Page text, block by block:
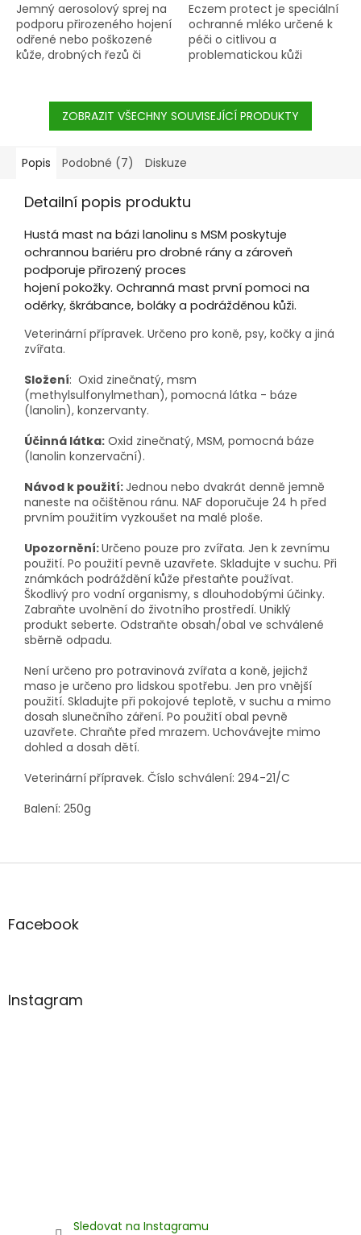
Jemný aerosolový sprej na
podporu přirozeného hojení
odřené nebo poškozené
kůže, drobných řezů či
zamezit mouchám v
kontaktu s otevřenými
ranami.
Eczem protect je speciální
ochranné mléko určené k
péči o citlivou a
problematickou kůži
koně s podrážděnou a
svědivou kůží, je vhodné
zejména pro jedince
ZOBRAZIT VŠECHNY SOUVISEJÍCÍ PRODUKTY
Popis Podobné (7) Diskuze
Detailní popis produktu
Hustá mast na bázi lanolinu s MSM poskytuje
ochrannou bariéru pro drobné rány a zároveň
podporuje přirozený proces
hojení pokožky. Ochranná mast první pomoci na
oděrky, škrábance, boláky a podrážděnou kůži.
Veterinární přípravek. Určeno pro koně, psy, kočky a jiná
zvířata.
Složení: Oxid zinečnatý, msm
(methylsulfonylmethan), pomocná látka - báze
(lanolin), konzervanty.
Účinná látka: Oxid zinečnatý, MSM, pomocná báze
(lanolin konzervační).
Návod k použití:Jednou nebo dvakrát denně jemně
naneste na očištěnou ránu. NAF doporučuje 24 h před
prvním použitím vyzkoušet na malé ploše.
Upozornění:Určeno pouze pro zvířata. Jen k zevnímu
použití. Po použití pevně uzavřete. Skladujte v suchu. Při
známkách podráždění kůže přestaňte používat.
Škodlivý pro vodní organismy, s dlouhodobými účinky.
Zabraňte uvolnění do životního prostředí. Uniklý
produkt seberte. Odstraňte obsah/obal ve schválené
sběrně odpadu.
Není určeno pro potravinová zvířata a koně, jejichž
maso je určeno pro lidskou spotřebu. Jen pro vnější
použití. Skladujte při pokojové teplotě, v suchu a mimo
dosah slunečního záření. Po použití obal pevně
uzavřete. Chraňte před mrazem. Uchovávejte mimo
dohled a dosah dětí.
Veterinární přípravek. Číslo schválení: 294-21/C
Balení: 250g
Z
aFacebook
Instagram
Sledovat na Instagramu